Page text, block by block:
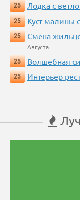
25
Лодка с
25
Куст малины
25
Смена
Августа
25
Волшебная
25
Интерьер